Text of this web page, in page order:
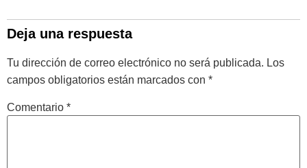
Deja una respuesta
Tu dirección de correo electrónico no será publicada. Los
campos obligatorios están marcados con *
Comentario *